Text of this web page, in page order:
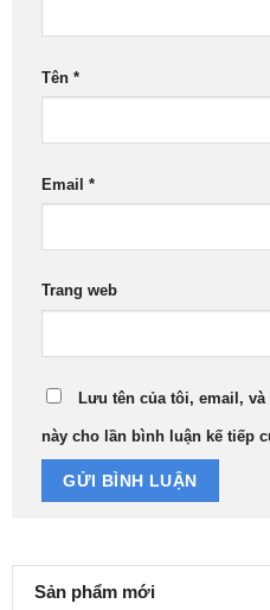
Tên *
Email *
Trang web
Lưu tên của tôi, email,
này cho lần bình luận kế tiếp
Sản phẩm mới